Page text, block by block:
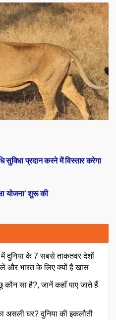
योजना’ शुरू की
सुविधा प्रदान करने में विस्तार करेगा
दुनिया के 7 सबसे ताकतवर देशों
और भारत के लिए क्यों है खास
कौन सा है?, जानें कहाँ पाए जाते हैं
असली घर? दुनिया की इकलौती